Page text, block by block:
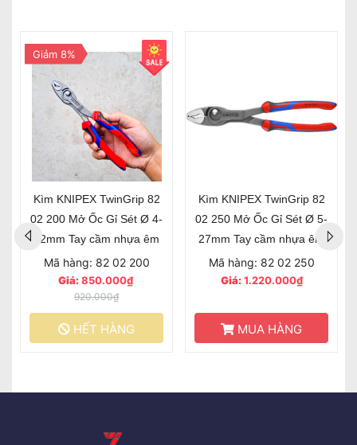
Giảm 8%
Kìm KNIPEX TwinGrip 82
02 200 Mở Ốc Gỉ Sét Ø 4-
22mm Tay cầm nhựa êm
Mã hàng: 82 02 200
Giá:850.000₫
920.000₫
HẾT HÀNG
Kìm KNIPEX TwinGrip 82
02 250 Mở Ốc Gỉ Sét Ø 5-
27mm Tay cầm nhựa êm
Mã hàng: 82 02 250
Giá:1.220.000₫
MUA HÀNG